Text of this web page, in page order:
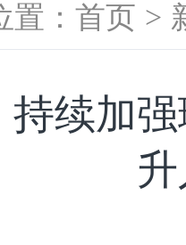
： 首页 >
持续加